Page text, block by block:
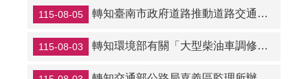
115-08-05 轉知臺南市政府道路推動道路交通安全業務，加強道路交通安全宣導-你的守護不該鬆懈─請勿讓孩子在道路玩耍。
115-08-03 轉知環境部有關「大型柴油車調修燃油控制系統或加裝空氣污染防制設備補助辦法」申請補助相關資訊